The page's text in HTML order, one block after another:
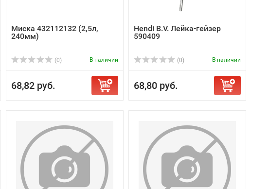
Миска 432112132 (2,5л,
240мм)
(0) В наличии
68,82 руб.
Hendi B.V. Лейка-гейзер
590409
(0) В наличии
68,80 руб.